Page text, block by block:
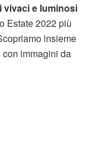
vivaci e luminosi
Estate 2022 più
insieme
immagini da